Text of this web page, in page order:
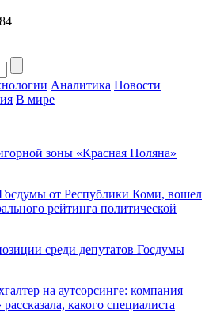
Аналитика Новости
В мире
зоны «Красная Поляна»
от Республики Коми, вошел
рейтинга политической
среди депутатов Госдумы
на аутсорсинге: компания
какого специалиста